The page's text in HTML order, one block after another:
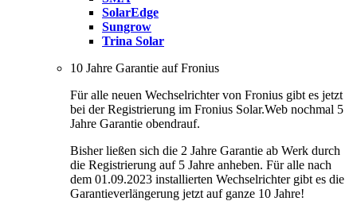
SolarEdge
Sungrow
Trina Solar
10 Jahre Garantie auf Fronius
Für alle neuen Wechselrichter von Fronius gibt es jetzt
bei der Registrierung im Fronius Solar.Web nochmal 5
Jahre Garantie obendrauf.
Bisher ließen sich die 2 Jahre Garantie ab Werk durch
die Registrierung auf 5 Jahre anheben. Für alle nach
dem 01.09.2023 installierten Wechselrichter gibt es die
Garantieverlängerung jetzt auf ganze 10 Jahre!